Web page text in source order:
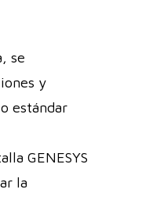
se
y
estándar
GENESYS
la